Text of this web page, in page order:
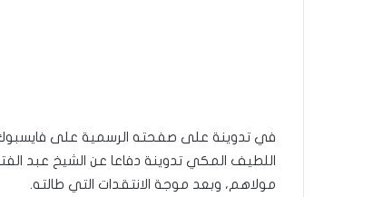
في تدوينة على صفحته الرسمية على
اللطيف المكي تدوينة دفاعا عن الشيخ عبد
مولاهم، وبعد موجة الانتقدات التي طالته.